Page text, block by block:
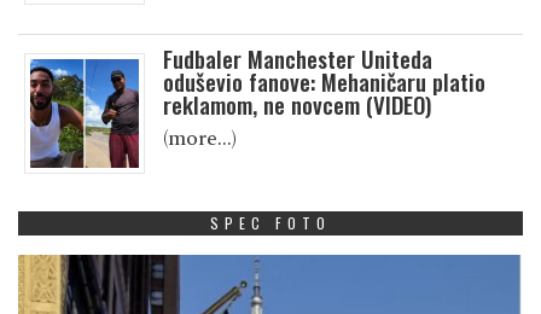
Fudbaler Manchester Uniteda
oduševio fanove: Mehaničaru platio
reklamom, ne novcem (VIDEO)
(more…)
SPEC FOTO